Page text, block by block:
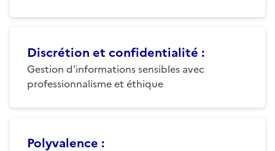
Discrétion et confidentialité :
Gestion d'informations sensibles avec
professionnalisme et éthique
Polyvalence :